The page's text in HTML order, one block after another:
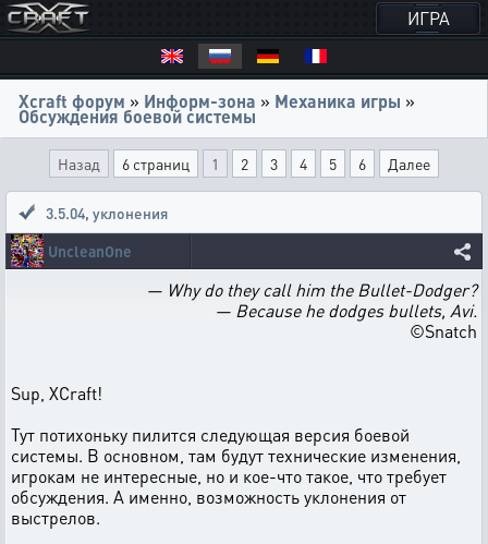
ИГРА
Xcraft форум » Информ-зона » Механика игры »
Обсуждения боевой системы
Назад 6 страниц 1 2 3 4 5 6 Далее
3.5.04, уклонения
UncleanOne
— Why do they call him the Bullet-Dodger?
— Because he dodges bullets, Avi.
©Snatch
Sup, XCraft!
Тут потихоньку пилится следующая версия боевой
системы. В основном, там будут технические изменения,
игрокам не интересные, но и кое-что такое, что требует
обсуждения. А именно, возможность уклонения от
выстрелов.